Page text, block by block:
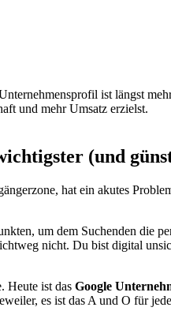
ist längst
und mehr Umsatz erzielst.
(und
hat ein akutes
um dem Suchenden die
nicht. Du bist digital
Heute ist das Google
es ist das A und O für